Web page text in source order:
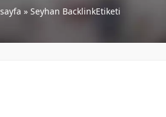
» Seyhan BacklinkEtiketi